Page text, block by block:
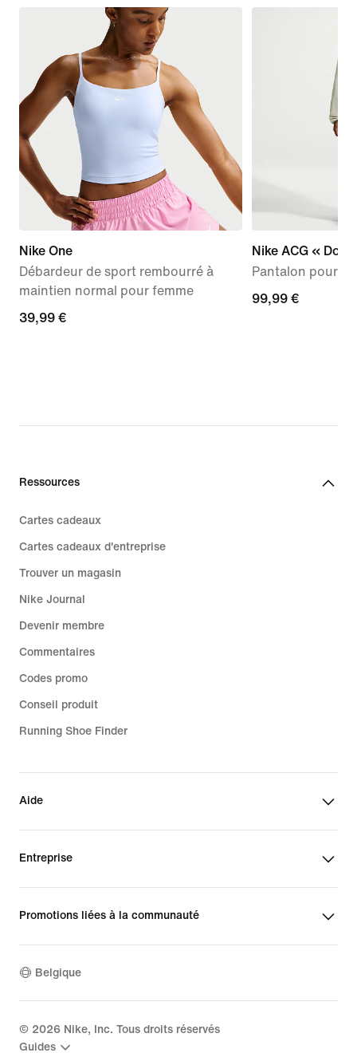
Nike One
Débardeur de sport rembourré à
maintien normal pour femme
39,99 €
39,99 €
Nike ACG «
Pantalon pour
99,99 €
99,99 €
Ressources
Cartes cadeaux
Cartes cadeaux d'entreprise
Trouver un magasin
Nike Journal
Devenir membre
Commentaires
Codes promo
Conseil produit
Running Shoe Finder
Aide
Entreprise
Promotions liées à la communauté
Belgique
© 2026 Nike, Inc. Tous droits réservés
Guides